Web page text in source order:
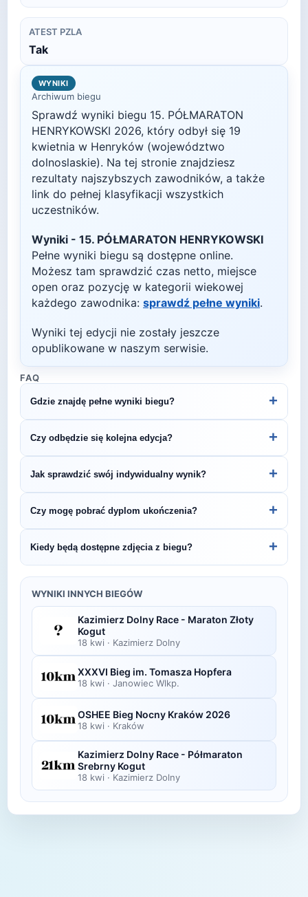
ATEST PZLA
Tak
WYNIKI
Archiwum biegu
Sprawdź wyniki biegu 15. PÓŁMARATON
HENRYKOWSKI 2026, który odbył się 19
kwietnia w Henryków (województwo
dolnoslaskie). Na tej stronie znajdziesz
rezultaty najszybszych zawodników, a także
link do pełnej klasyfikacji wszystkich
uczestników.
Wyniki - 15. PÓŁMARATON HENRYKOWSKI
Pełne wyniki biegu są dostępne online.
Możesz tam sprawdzić czas netto, miejsce
open oraz pozycję w kategorii wiekowej
każdego zawodnika: sprawdź pełne wyniki.
Wyniki tej edycji nie zostały jeszcze
opublikowane w naszym serwisie.
FAQ
Gdzie znajdę pełne wyniki biegu? +
stronie internetowej lub na platformach takich jak
LiveTracking, RunnerSpace czy MarathonSport.
Czy odbędzie się kolejna edycja? +
Śledź stronę organizatora lub ZawodyBiegowe.pl,
by być na bieżąco z datą kolejnej edycji 15.
PÓŁMARATON HENRYKOWSKI.
Jak sprawdzić swój indywidualny wynik? +
organizatora lub platformie pomiarowej podanej na
bibie startowym. Wyniki zawierają czas brutto i
netto, a często też pozycję wśród wszystkich
uczestników i w kategorii wiekowej.
Czy mogę pobrać dyplom ukończenia? +
elektroniczne dyplomy do pobrania ze strony
organizatora po opublikowaniu oficjalnych
Kiedy będą dostępne zdjęcia z biegu? +
w ciągu kilku dni po zawodach na swojej stronie
lub fanpage'u na Facebooku.
WYNIKI INNYCH BIEGÓW
Kazimierz Dolny Race - Maraton Złoty
Kogut
18 kwi · Kazimierz Dolny
XXXVI Bieg im. Tomasza Hopfera
18 kwi · Janowiec Wlkp.
OSHEE Bieg Nocny Kraków 2026
18 kwi · Kraków
Kazimierz Dolny Race - Półmaraton
Srebrny Kogut
18 kwi · Kazimierz Dolny